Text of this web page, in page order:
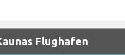
Flughafen